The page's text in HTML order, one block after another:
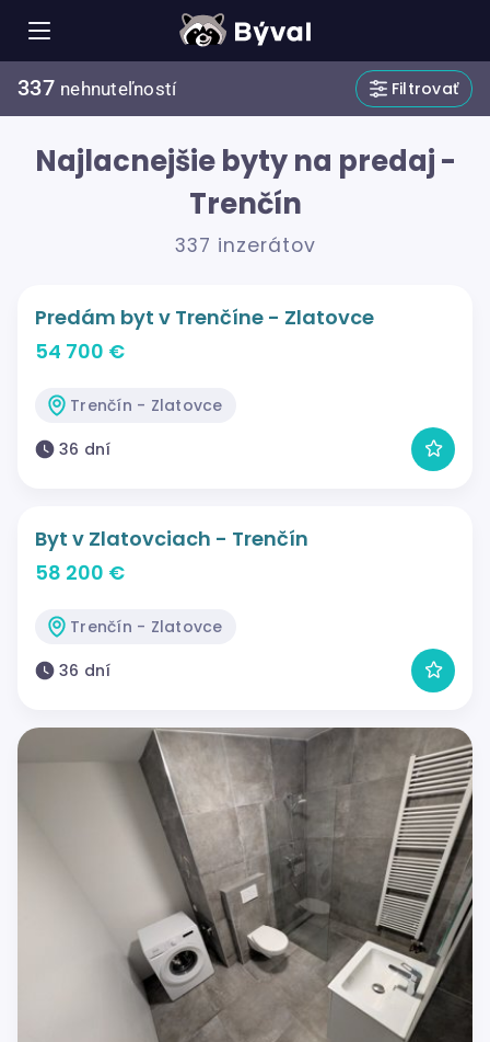
337 nehnuteľností Filtrovať
Najlacnejšie byty na predaj -
Trenčín
337 inzerátov
Predám byt v Trenčíne - Zlatovce
54 700 €
Trenčín - Zlatovce
36 dní
Byt v Zlatovciach - Trenčín
58 200 €
Trenčín - Zlatovce
36 dní